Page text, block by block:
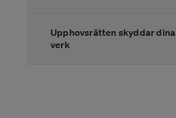
Upphovsrätten skyddar dina
verk